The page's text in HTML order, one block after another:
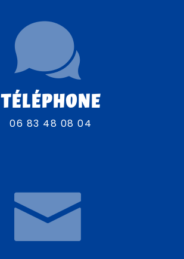
TÉLÉPHONE
06 83 48 08 04